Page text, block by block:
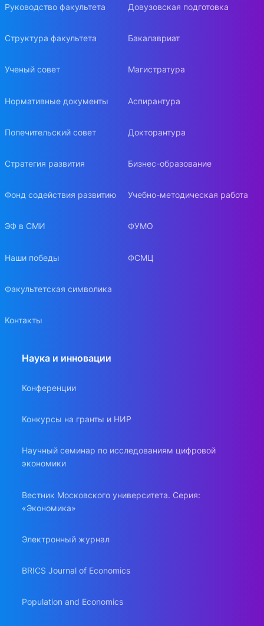
Руководство факультета
Структура факультета
Ученый совет
Нормативные документы
Попечительский совет
Стратегия развития
Фонд содействия развитию
ЭФ в СМИ
Наши победы
Факультетская символика
Контакты
Довузовская подготовка
Бакалавриат
Магистратура
Аспирантура
Докторантура
Бизнес-образование
Учебно-методическая работа
ФУМО
ФСМЦ
Наука и инновации
Конференции
Конкурсы на гранты и НИР
Научный семинар по исследованиям цифровой
экономики
Вестник Московского университета. Серия:
«Экономика»
Электронный журнал
BRICS Journal of Economics
Population and Economics